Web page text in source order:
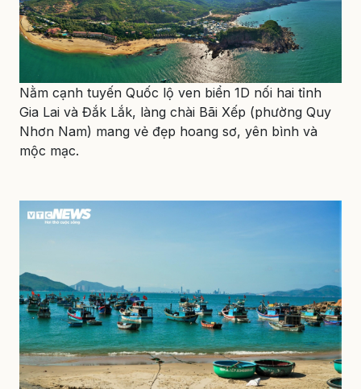
Nằm cạnh tuyến Quốc lộ ven biển 1D nối hai tỉnh
Gia Lai và Đắk Lắk, làng chài Bãi Xếp (phường Quy
Nhơn Nam) mang vẻ đẹp hoang sơ, yên bình và
mộc mạc.